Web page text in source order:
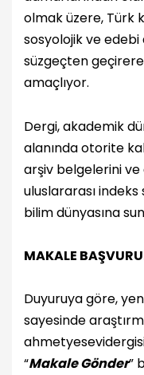
olmak üzere, Türk
sosyolojik ve
süzgeçten
amaçlıyor.
Dergi, akademik
alanında otorite
arşiv belgelerini
uluslararası
bilim dünyasına
MAKALE
Duyuruya göre,
sayesinde
“Makale Gönder”